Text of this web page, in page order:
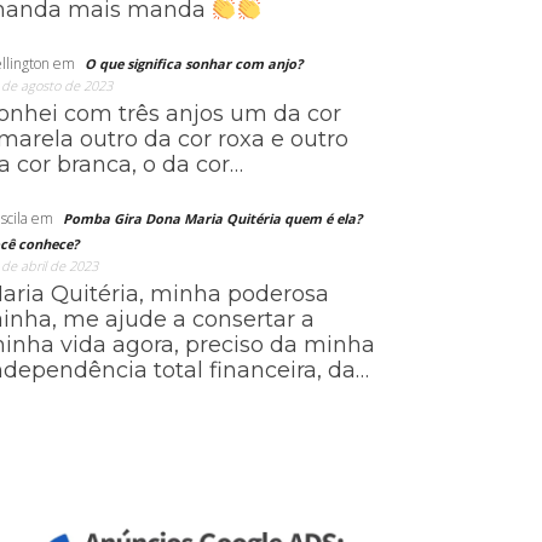
mais manda
em
O que significa sonhar com anjo?
agosto de 2023
com três anjos um da cor
outro da cor roxa e outro
cor branca, o da cor…
em
Pomba Gira Dona Maria Quitéria quem é ela?
conhece?
abril de 2023
Quitéria, minha poderosa
me ajude a consertar a
vida agora, preciso da minha
total financeira, da…